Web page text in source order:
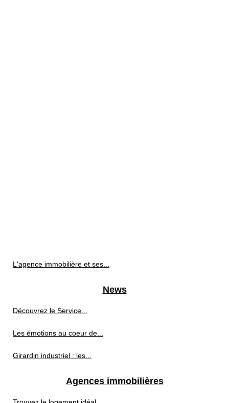
L'agence immobilière et ses...
News
Découvrez le Service...
Les émotions au coeur de...
Girardin industriel : les...
Agences immobilières